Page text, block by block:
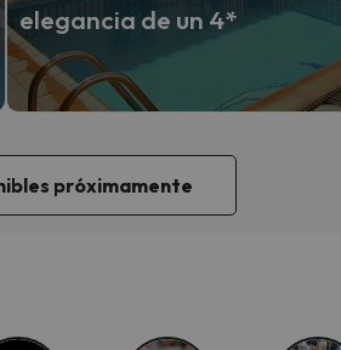
elegancia de un 4*
próximamente